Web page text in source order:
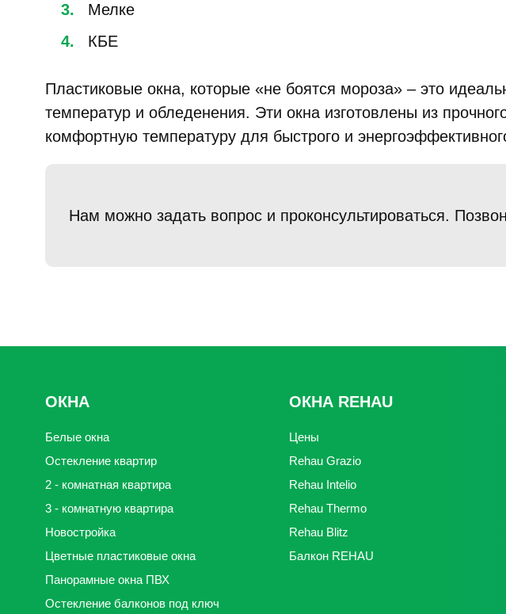
Мелке
КБЕ
Пластиковые окна, которые «не боятся мороза» – это
температур и обледенения. Эти окна изготовлены из
комфортную температуру для быстрого и
Нам можно задать вопрос и проконсультироваться.
ОКНА
Белые окна
Остекление квартир
2 - комнатная квартира
3 - комнатную квартира
Новостройка
Цветные пластиковые окна
Панорамные окна ПВХ
Остекление балконов под ключ
ОКНА REHAU
Цены
Rehau Grazio
Rehau Intelio
Rehau Thermo
Rehau Blitz
Балкон REHAU